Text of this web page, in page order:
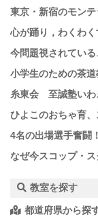
東京・新宿のモンテ
心が踊り，わくわく
今問題視されている
小学生のための茶道
糸東会 至誠塾いわ
ひよこのおちゃ育、
4名の出場選手奮闘！
なぜ今スコップ・ス
教室を探す
都道府県から探